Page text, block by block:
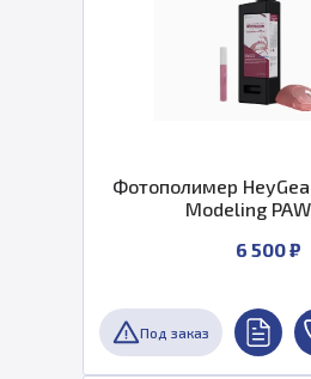
Фотополимер
Modeling
6 500 ₽
Под заказ